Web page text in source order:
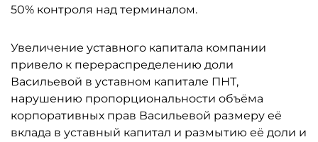
50% контроля над терминалом.
Увеличение уставного капитала компании
привело к перераспределению доли
Васильевой в уставном капитале ПНТ,
нарушению пропорциональности объёма
корпоративных прав Васильевой размеру её
вклада в уставный капитал и размытию её доли и